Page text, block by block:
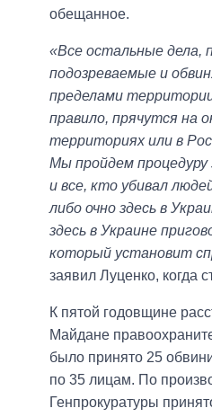
обещанное.
«Все остальные дела,
подозреваемые и
пределами
правило, прячутся на
территориях или в
Мы пройдем процедуру
и все, кто убивал
либо очно здесь в
здесь в Украине
который установит
заявил Луценко, когда
К пятой годовщине
Майдане
было принято 25
по 35 лицам. По
Генпрокуратуры